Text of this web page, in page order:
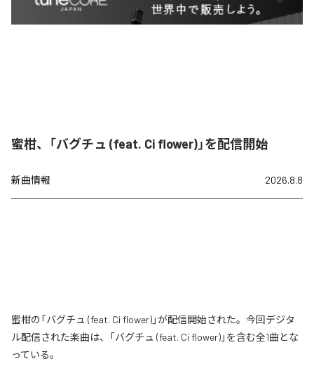
蜜柑、「バグチュ (feat. Ci flower)」を配信開始
新曲情報 2026.8.8
蜜柑の「バグチュ (feat. Ci flower)」が配信開始された。今回デジタ
ル配信された楽曲は、「バグチュ (feat. Ci flower)」を含む全1曲とな
っている。